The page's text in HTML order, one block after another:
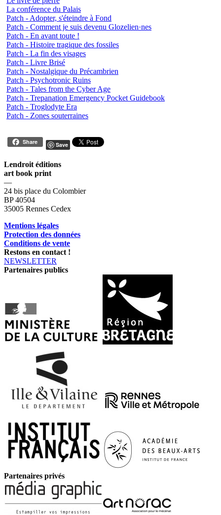
La conférence du Palais
Patch - Adopter, s'éteindre à Fond
Patch - Comment je suis devenu Glozelien·nes
Patch - En avant toute !
Patch - Histoire tragique des fossiles
Patch - La fin des visages
Patch - Livre Brisé
Patch - Nostalgique du Précambrien
Patch - Psychotronic Ruins
Patch - Tales from the Cyber Age
Patch - Trepanation Emergency Pocket Guidebook
Patch - Troglodyte Era
Patch - Zones souterraines
Share Save
Lendroit éditions
art book print
—
24 bis place du Colombier
BP 40504
35005 Rennes Cedex
Mentions légales
Protection des données
Conditions de vente
Restons en contact !
NEWSLETTER
Partenaires publics
Partenaires privés